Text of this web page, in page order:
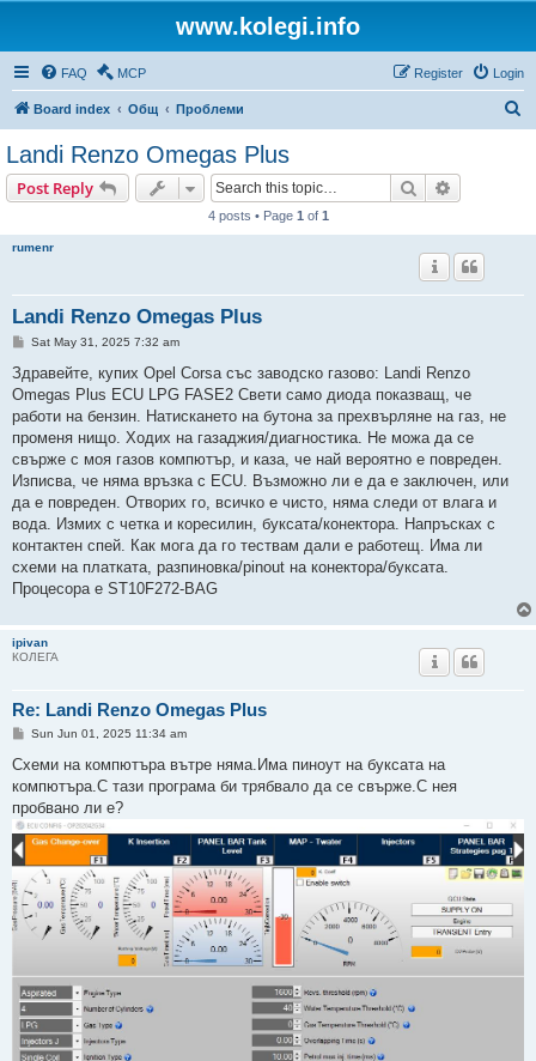
www.kolegi.info
FAQ MCP Login
Register
Board index Общ Проблеми
Landi Renzo Omegas Plus
Post Reply Search
4 posts • Page 1 of 1
rumenr
Landi Renzo Omegas Plus
P
s
t
Sat May 31, 2025 7:32 am
Здравейте, купих Opel Corsa със заводско газово: Landi Renzo
Omegas Plus ECU LPG FASE2 Свети само диода показващ, че
работи на бензин. Натискането на бутона за прехвърляне на газ, не
променя нищо. Ходих на газаджия/диагностика. Не можа да се
свърже с моя газов компютър, и каза, че най вероятно е повреден.
Изписва, че няма връзка с ECU. Възможно ли е да е заключен, или
да е повреден. Отворих го, всичко е чисто, няма следи от влага и
вода. Измих с четка и коресилин, буксата/конектора. Напръсках с
контактен спей. Как мога да го тествам дали е работещ. Има ли
схеми на платката, разпиновка/pinout на конектора/буксата.
Процесора е ST10F272-BAG
ipivan
КОЛЕГА
Re: Landi Renzo Omegas Plus
P
s
Sun Jun 01, 2025 11:34 am
Схеми на компютъра вътре няма.Има пиноут на буксата на
компютъра.С тази програма би трябвало да се свърже.С нея
пробвано ли е?